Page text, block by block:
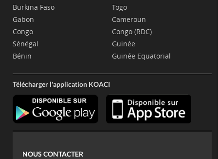
Burkina Faso
Gabon
Congo
Sénégal
Bénin
Togo
Cameroun
Congo (RDC)
Guinée
Guinée Equatorial
Télécharger l'application KOACI
NOUS CONTACTER